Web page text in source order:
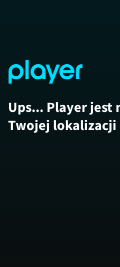
Ups... Player jest
Twojej lokalizacji